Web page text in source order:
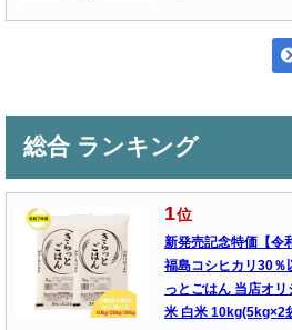
総合 ランキング
1位
新発売記念特価【令
福島コシヒカリ30％
っとごはん 当店オリ
米 白米 10kg(5kg×2